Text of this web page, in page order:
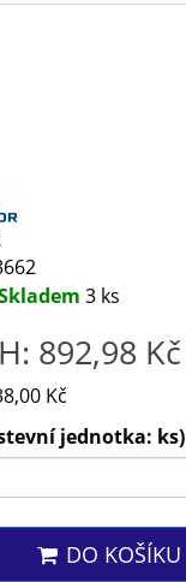
3 ks
892,98 Kč
Kč
jednotka: ks)
DO KOŠÍKU